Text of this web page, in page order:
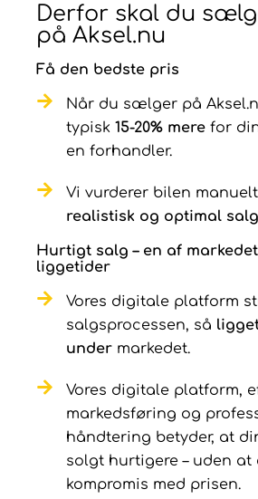
Derfor skal du
på Aksel.nu
Få den bedste pris
Når du sælger på
typisk 15-20% merefor
en forhandler.
Vi vurderer bilen
realistisk og optimal
Hurtigt salg – en af
liggetider
Vores digitale platform
salgsprocessen, så
undermarkedet.
Vores digitale platform,
markedsføring og
håndtering betyder, at
solgt hurtigere – uden at
kompromis med prisen.